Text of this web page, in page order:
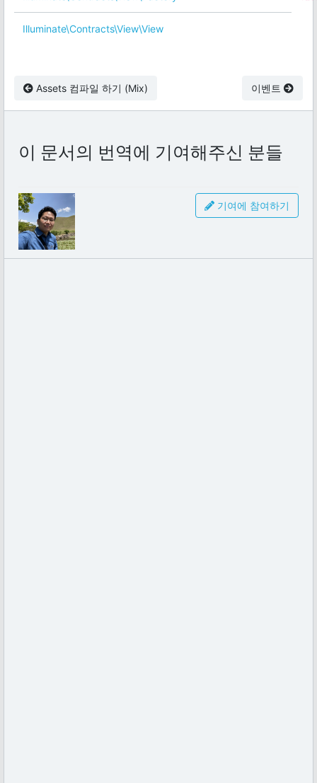
Illuminate\Contracts\View\View
Assets 컴파일 하기 (Mix) 이벤트
이 문서의 번역에 기여해주신 분들
기여에 참여하기